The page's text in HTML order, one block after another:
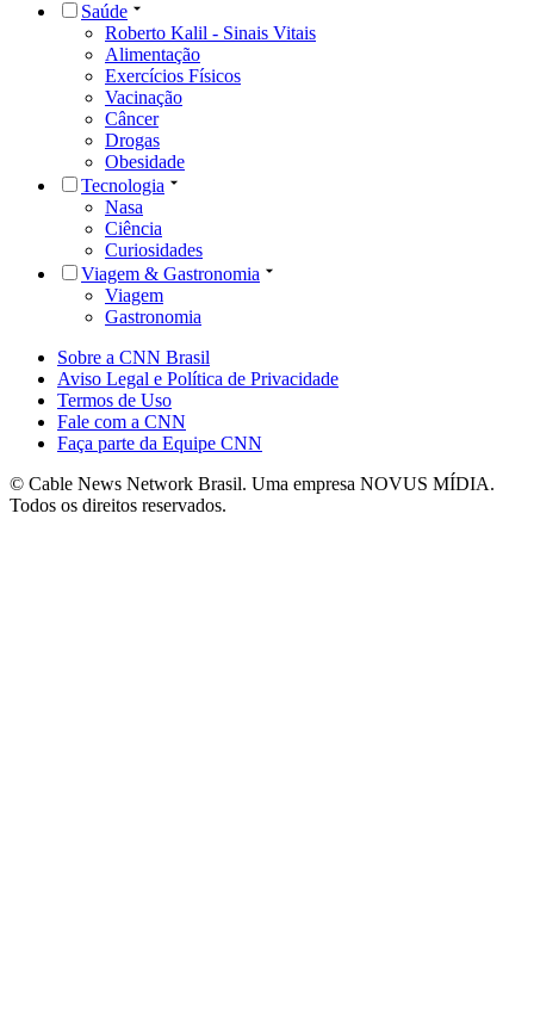
Saúde
Roberto Kalil - Sinais Vitais
Alimentação
Exercícios Físicos
Vacinação
Câncer
Drogas
Obesidade
Tecnologia
Nasa
Ciência
Curiosidades
Viagem & Gastronomia
Viagem
Gastronomia
Sobre a CNN Brasil
Aviso Legal e Política de Privacidade
Termos de Uso
Fale com a CNN
Faça parte da Equipe CNN
© Cable News Network Brasil. Uma empresa NOVUS MÍDIA.
Todos os direitos reservados.